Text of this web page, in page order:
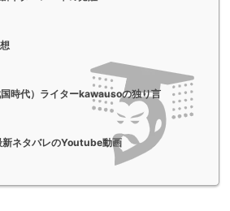
時代）ライターkawausoの独り言
ネタバレのYoutube動画